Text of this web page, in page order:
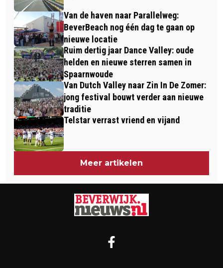
(FOTOVERSLAG)
Van de haven naar Parallelweg:
BeverBeach nog één dag te gaan op
nieuwe locatie
Ruim dertig jaar Dance Valley: oude
helden en nieuwe sterren samen in
Spaarnwoude
Van Dutch Valley naar Zin In De Zomer:
jong festival bouwt verder aan nieuwe
traditie
Telstar verrast vriend en vijand
Meer artikelen